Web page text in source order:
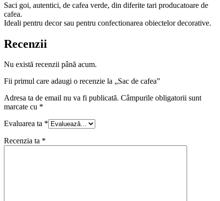
Saci goi, autentici, de cafea verde, din diferite tari producatoare de
cafea.
Ideali pentru decor sau pentru confectionarea obiectelor decorative.
Recenzii
Nu există recenzii până acum.
Fii primul care adaugi o recenzie la „Sac de cafea”
Adresa ta de email nu va fi publicată. Câmpurile obligatorii sunt
marcate cu *
Evaluarea ta *
Recenzia ta *